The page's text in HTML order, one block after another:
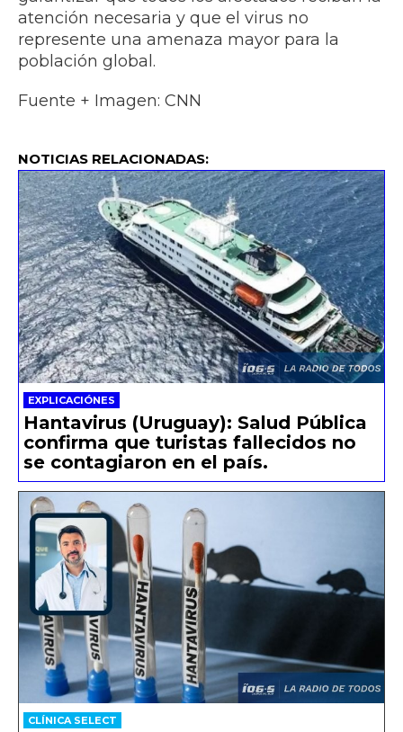
atención necesaria y que el virus no
represente una amenaza mayor para la
población global.
Fuente + Imagen: CNN
NOTICIAS RELACIONADAS:
EXPLICACIÓNES
Hantavirus (Uruguay): Salud Pública
confirma que turistas fallecidos no
se contagiaron en el país.
CLÍNICA SELECT